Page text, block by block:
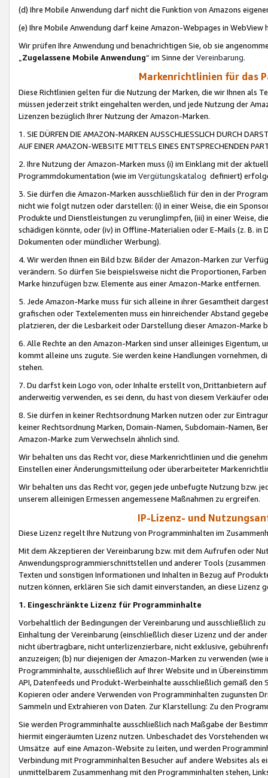
(d) Ihre Mobile Anwendung darf nicht die Funktion von Amazons
(e) Ihre Mobile Anwendung darf keine Amazon-Webpages in WebView
Wir prüfen Ihre Anwendung und benachrichtigen Sie, ob sie
„Zugelassene Mobile Anwendung“ im Sinne derVereinbarung.
Markenrichtlinien für das
Diese Richtlinien gelten für die Nutzung der Marken, die wir Ihnen als
müssen jederzeit strikt eingehalten werden, und jede Nutzung der
Lizenzen bezüglich Ihrer Nutzung der Amazon-Marken.
1. SIE DÜRFEN DIE AMAZON-MARKEN AUSSCHLIESSLICH DURCH
AUF EINER AMAZON-WEBSITE MITTELS EINES ENTSPRECHENDEN
2. Ihre Nutzung der Amazon-Marken muss (i) im Einklang mit der
Programmdokumentation (wie im Vergütungskatalog definiert)
3. Sie dürfen die Amazon-Marken ausschließlich für den in der
nicht wie folgt nutzen oder darstellen: (i) in einer Weise, die ein
Produkte und Dienstleistungen zu verunglimpfen, (iii) in einer Weise,
schädigen könnte, oder (iv) in Offline-Materialien oder E-Mails (z. B. in
Dokumenten oder mündlicher Werbung).
4. Wir werden Ihnen ein Bild bzw. Bilder der Amazon-Marken zur
verändern. So dürfen Sie beispielsweise nicht die Proportionen,
Marke hinzufügen bzw. Elemente aus einer Amazon-Marke entfernen.
5. Jede Amazon-Marke muss für sich alleine in ihrer Gesamtheit
grafischen oder Textelementen muss ein hinreichender Abstand
platzieren, der die Lesbarkeit oder Darstellung dieser Amazon-Marke
6. Alle Rechte an den Amazon-Marken sind unser alleiniges
kommt alleine uns zugute. Sie werden keine Handlungen vornehmen,
stehen.
7. Du darfst kein Logo von, oder Inhalte erstellt von,Drittanbietern auf
anderweitig verwenden, es sei denn, du hast von diesem Verkäufer
8. Sie dürfen in keiner Rechtsordnung Marken nutzen oder zur
keiner Rechtsordnung Marken, Domain-Namen, Subdomain-Namen,
Amazon-Marke zum Verwechseln ähnlich sind.
Wir behalten uns das Recht vor, diese Markenrichtlinien und die
Einstellen einer Änderungsmitteilung oder überarbeiteter
Wir behalten uns das Recht vor, gegen jede unbefugte Nutzung bzw.
unserem alleinigen Ermessen angemessene Maßnahmen zu ergreifen.
IP-Lizenz- und
Diese Lizenz regelt Ihre Nutzung von Programminhalten im
Mit dem Akzeptieren der Vereinbarung bzw. mit dem Aufrufen oder
Anwendungsprogrammierschnittstellen und anderer Tools (zusammen
Texten und sonstigen Informationen und Inhalten in Bezug auf
nutzen können, erklären Sie sich damit einverstanden, an diese Lizenz
1. Eingeschränkte Lizenz für Programminhalte
Vorbehaltlich der Bedingungen der Vereinbarung und ausschließlich
Einhaltung der Vereinbarung (einschließlich dieser Lizenz und der
nicht übertragbare, nicht unterlizenzierbare, nicht exklusive,
anzuzeigen; (b) nur diejenigen der Amazon-Marken zu verwenden
Programminhalte, ausschließlich auf Ihrer Website und in
API, Datenfeeds und Produkt-Werbeinhalte ausschließlich gemäß
Kopieren oder andere Verwenden von Programminhalten zugunsten
Sammeln und Extrahieren von Daten. Zur Klarstellung: Zu den
Sie werden Programminhalte ausschließlich nach Maßgabe der
hiermit eingeräumten Lizenz nutzen. Unbeschadet des Vorstehenden
Umsätze auf eine Amazon-Website zu leiten, und werden
Verbindung mit Programminhalten Besucher auf andere Websites als
unmittelbarem Zusammenhang mit den Programminhalten stehen,